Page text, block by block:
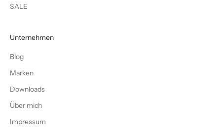
SALE
Unternehmen
Blog
Marken
Downloads
Über mich
Impressum